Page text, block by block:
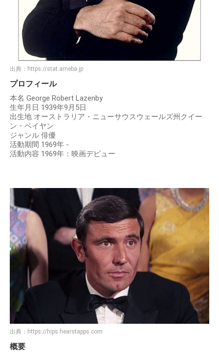
出典： https://stat.ameba.jp
プロフィール
本名 George Robert Lazenby
生年月日 1939年9月5日
出生地 オーストラリア・ニューサウスウェールズ州クイー
ン・ベイヤン
ジャンル 俳優
活動期間 1969年 -
活動内容 1969年：映画デビュー
出典： https://hips.hearstapps.com
概要